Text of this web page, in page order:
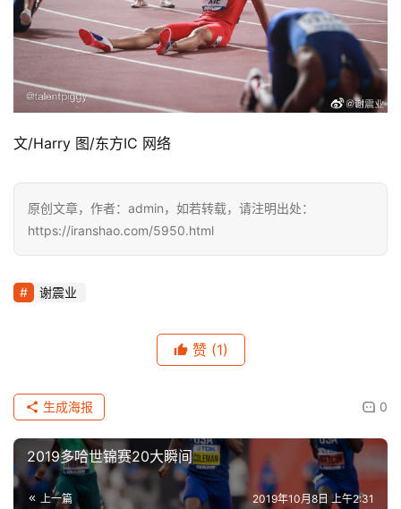
文/Harry 图/东方IC 网络
原创文章，作者：admin，如若转载，请注明出处：
https://iranshao.com/5950.html
谢震业
赞 (1)
0
生成海报
2019多哈世锦赛20大瞬间
上一篇 2019年10月8日 上午2:31